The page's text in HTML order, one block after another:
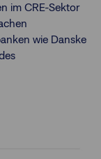
im CRE-Sektor
wie Danske